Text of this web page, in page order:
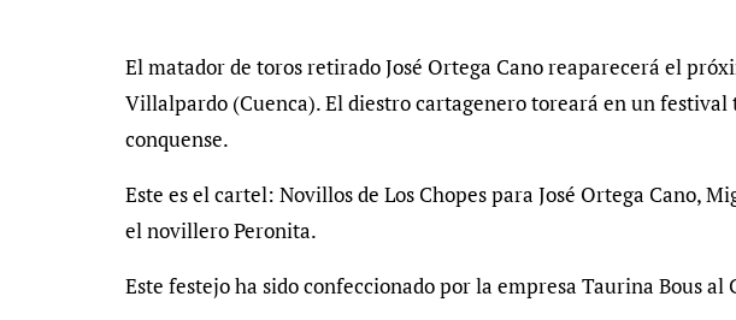
El matador de toros retirado José Ortega Cano reaparecerá el
Villalpardo (Cuenca). El diestro cartagenero toreará en un
conquense.
Este es el cartel: Novillos de Los Chopes para José Ortega Cano,
el novillero Peronita.
Este festejo ha sido confeccionado por la empresa Taurina Bous al